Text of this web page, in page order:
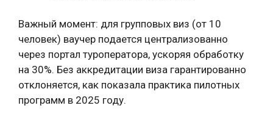
Важный момент: для групповых виз (от 10
человек) ваучер подается централизованно
через портал туроператора, ускоряя обработку
на 30%. Без аккредитации виза гарантированно
отклоняется, как показала практика пилотных
программ в 2025 году.